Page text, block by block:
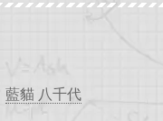
藍貓 八千代